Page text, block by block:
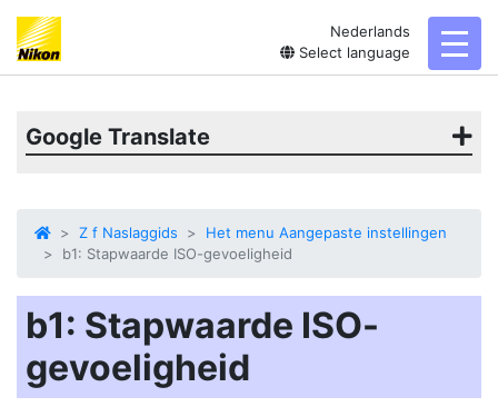
Nederlands
Select language
Google Translate
Z f Naslaggids
Het menu Aangepaste instellingen
b1: Stapwaarde ISO-gevoeligheid
b1: Stapwaarde ISO-
gevoeligheid